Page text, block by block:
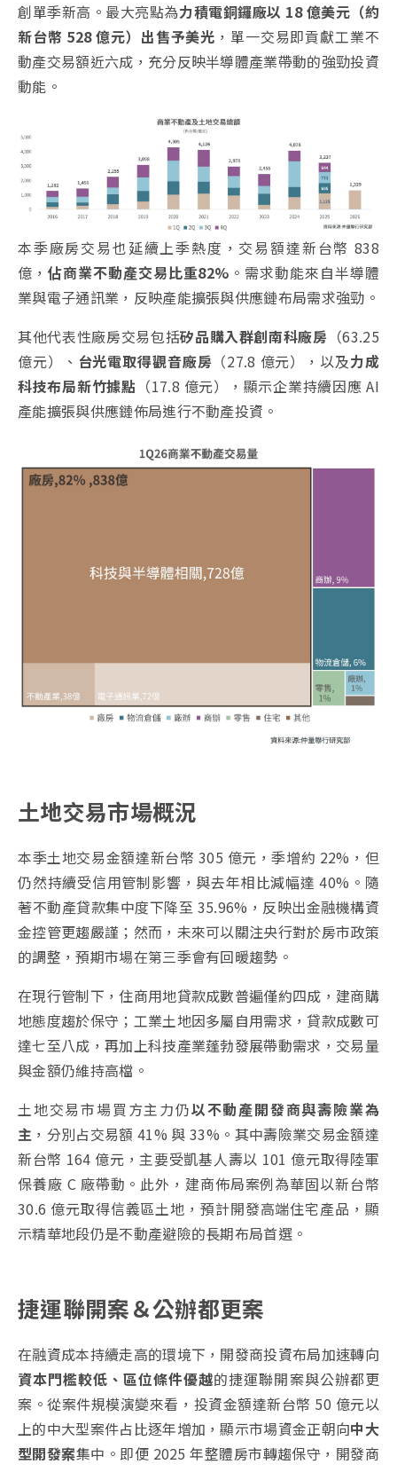
創單季新高。最大亮點為力積電銅鑼廠以 18 億美元（約
新台幣 528 億元）出售予美光 ，單一交易即貢獻工業不
動產交易額近六成，充分反映半導體產業帶動的強勁投資
動能。
本季廠房交易也延續上季熱度，交易額達新台幣 838
億， 佔商業不動產交易比重82% 。需求動能來自半導體
業與電子通訊業，反映產能擴張與供應鏈布局需求強勁。
其他代表性廠房交易包括矽品購入群創南科廠房 （63.25
億元）、 台光電取得觀音廠房 （27.8 億元），以及力成
科技布局新竹據點 （17.8 億元），顯示企業持續因應 AI
產能擴張與供應鏈佈局進行不動產投資。
土地交易市場概況
本季土地交易金額達新台幣 305 億元，季增約 22%，但
仍然持續受信用管制影響，與去年相比減幅達 40%。隨
著不動產貸款集中度下降至 35.96%，反映出金融機構資
金控管更趨嚴謹；然而，未來可以關注央行對於房市政策
的調整，預期市場在第三季會有回暖趨勢。
在現行管制下，住商用地貸款成數普遍僅約四成，建商購
地態度趨於保守；工業土地因多屬自用需求，貸款成數可
達七至八成，再加上科技產業蓬勃發展帶動需求，交易量
與金額仍維持高檔。
土地交易市場買方主力仍以不動產開發商與壽險業為
主 ，分別占交易額 41% 與 33%。其中壽險業交易金額達
新台幣 164 億元，主要受凱基人壽以 101 億元取得陸軍
保養廠 C 廠帶動。此外，建商佈局案例為華固以新台幣
30.6 億元取得信義區土地，預計開發高端住宅產品，顯
示精華地段仍是不動產避險的長期布局首選。
捷運聯開案＆公辦都更案
在融資成本持續走高的環境下，開發商投資布局加速轉向
資本門檻較低、區位條件優越的捷運聯開案與公辦都更
案。從案件規模演變來看，投資金額達新台幣 50 億元以
上的中大型案件占比逐年增加，顯示市場資金正朝向中大
型開發案集中。即便 2025 年整體房市轉趨保守，開發商